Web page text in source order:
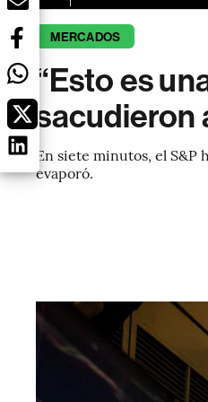
MERCADOS
“Esto es
sacudieron
En siete minutos, el S&P
evaporó.